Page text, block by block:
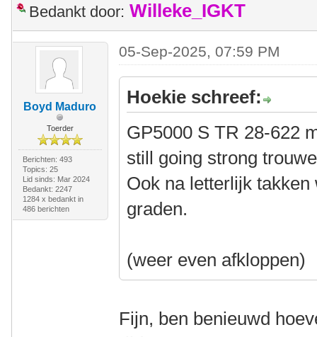
Bedankt door: Willeke_IGKT
Boyd Maduro
Toerder
Berichten: 493
Topics: 25
Lid sinds: Mar 2024
Bedankt: 2247
1284 x bedankt in
486 berichten
05-Sep-2025, 07:59 PM
Hoekie schreef:
GP5000 S TR 28-622
still going strong
Ook na letterlijk
graden.
(weer even afkloppen)
Fijn, ben benieuwd